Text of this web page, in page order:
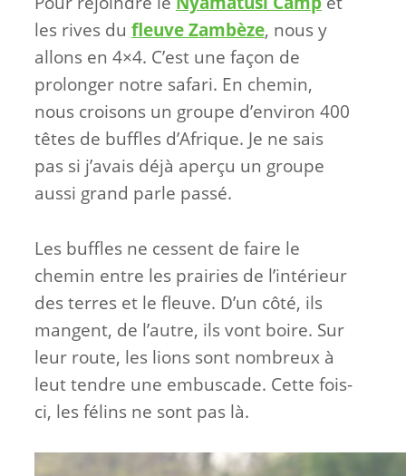
les rives du fleuve Zambèze, nous y
allons en 4×4. C’est une façon de
prolonger notre safari. En chemin,
nous croisons un groupe d’environ 400
têtes de buffles d’Afrique. Je ne sais
pas si j’avais déjà aperçu un groupe
aussi grand parle passé.
Les buffles ne cessent de faire le
chemin entre les prairies de l’intérieur
des terres et le fleuve. D’un côté, ils
mangent, de l’autre, ils vont boire. Sur
leur route, les lions sont nombreux à
leut tendre une embuscade. Cette fois-
ci, les félins ne sont pas là.